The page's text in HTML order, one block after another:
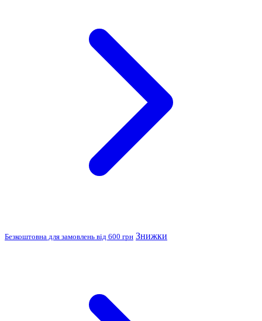
Безкоштовна для замовлень від 600 грн Знижки